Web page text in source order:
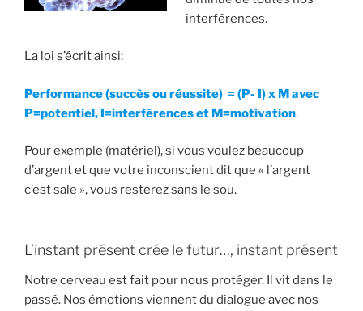
interférences.
La loi s’écrit ainsi:
Performance (succès ou réussite) = (P- I) x M avec
P=potentiel, I=interférences et M=motivation.
Pour exemple (matériel), si vous voulez beaucoup
d’argent et que votre inconscient dit que « l’argent
c’est sale », vous resterez sans le sou.
L’instant présent crée le futur…, instant présent
Notre cerveau est fait pour nous protéger. Il vit dans le
passé. Nos émotions viennent du dialogue avec nos